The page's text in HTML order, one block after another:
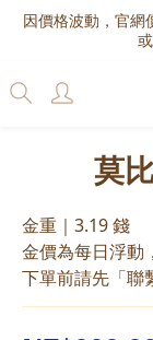
因價格波動，官網
莫
金重｜3.19 錢
金價為每日浮動
下單前請先「聯